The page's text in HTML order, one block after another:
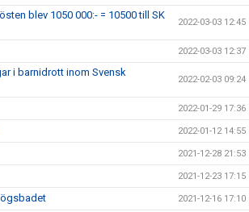
blev 1050 000:- = 10500 till SK
2022-03-03 12:45
2022-03-03 12:37
i barnidrott inom Svensk
2022-02-03 09:24
2022-01-29 17:36
2022-01-12 14:55
2021-12-28 21:53
2021-12-23 17:15
2021-12-16 17:10